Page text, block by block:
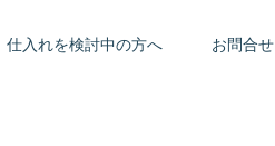
仕入れを検討中の方へ お問合せ